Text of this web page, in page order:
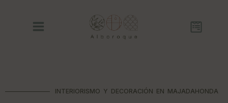
INTERIORISMO Y DECORACIÓN EN MAJADAHONDA